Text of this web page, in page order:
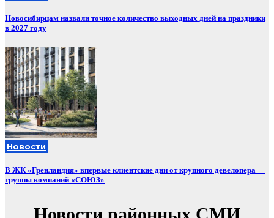
Новосибирцам назвали точное количество выходных дней на праздники
в 2027 году
Новости
В ЖК «Гренландия» впервые клиентские дни от крупного девелопера —
группы компаний «СОЮЗ»